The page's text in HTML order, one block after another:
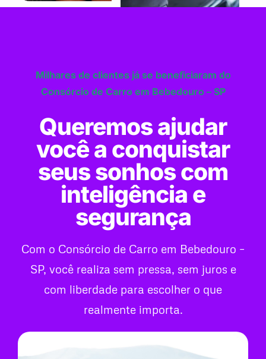
Milhares de clientes já se beneficiaram do
Consórcio de Carro em Bebedouro – SP
Queremos ajudar
você a conquistar
seus sonhos com
inteligência e
segurança
Com o Consórcio de Carro em Bebedouro –
SP, você realiza sem pressa, sem juros e
com liberdade para escolher o que
realmente importa.